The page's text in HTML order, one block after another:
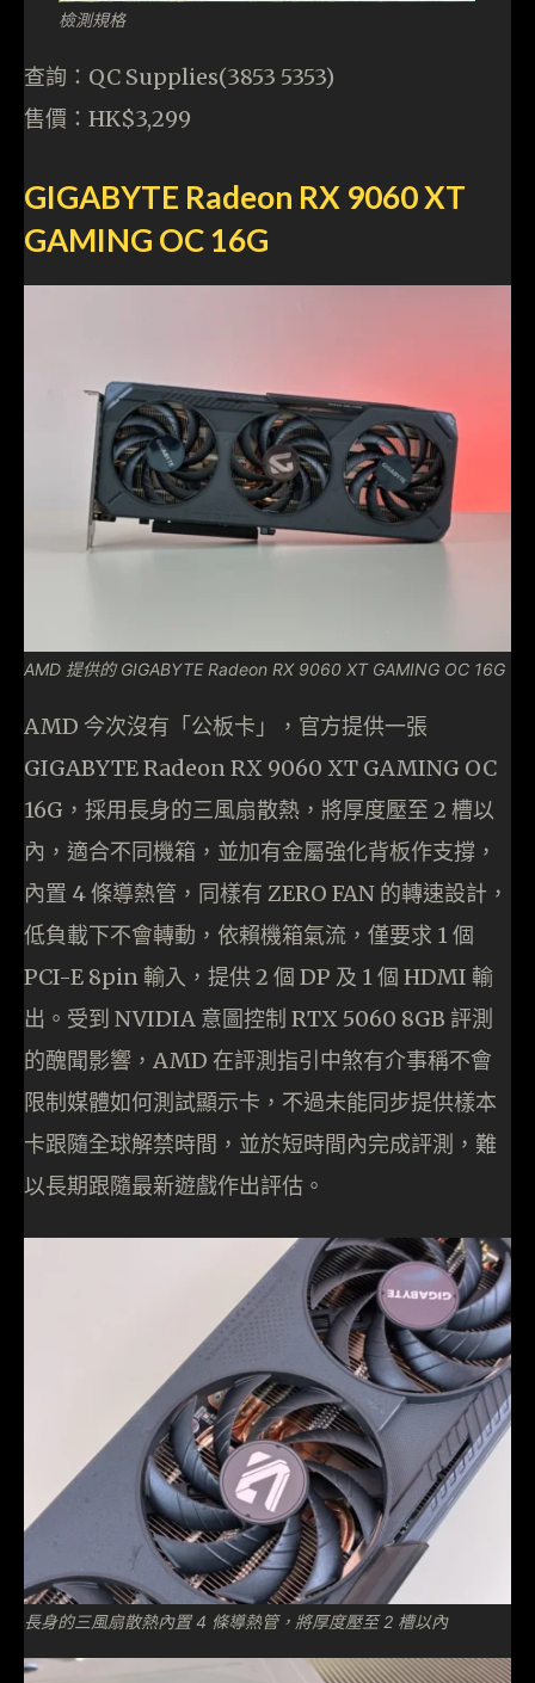
檢測規格
查詢：QC Supplies(3853 5353)
售價：HK$3,299
GIGABYTE Radeon RX 9060 XT
GAMING OC 16G
AMD 提供的 GIGABYTE Radeon RX 9060 XT GAMING OC 16G
AMD 今次沒有「公板卡」，官方提供一張
GIGABYTE Radeon RX 9060 XT GAMING OC
16G，採用長身的三風扇散熱，將厚度壓至 2 槽以
內，適合不同機箱，並加有金屬強化背板作支撐，
內置 4 條導熱管，同樣有 ZERO FAN 的轉速設計，
低負載下不會轉動，依賴機箱氣流，僅要求 1 個
PCI-E 8pin 輸入，提供 2 個 DP 及 1 個 HDMI 輸
出。受到 NVIDIA 意圖控制 RTX 5060 8GB 評測
的醜聞影響，AMD 在評測指引中煞有介事稱不會
限制媒體如何測試顯示卡，不過未能同步提供樣本
卡跟隨全球解禁時間，並於短時間內完成評測，難
以長期跟隨最新遊戲作出評估。
長身的三風扇散熱內置 4 條導熱管，將厚度壓至 2 槽以內